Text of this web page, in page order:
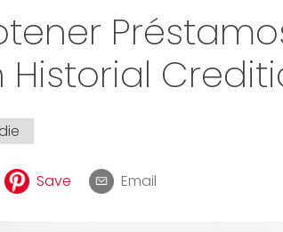
Historial
Save Email